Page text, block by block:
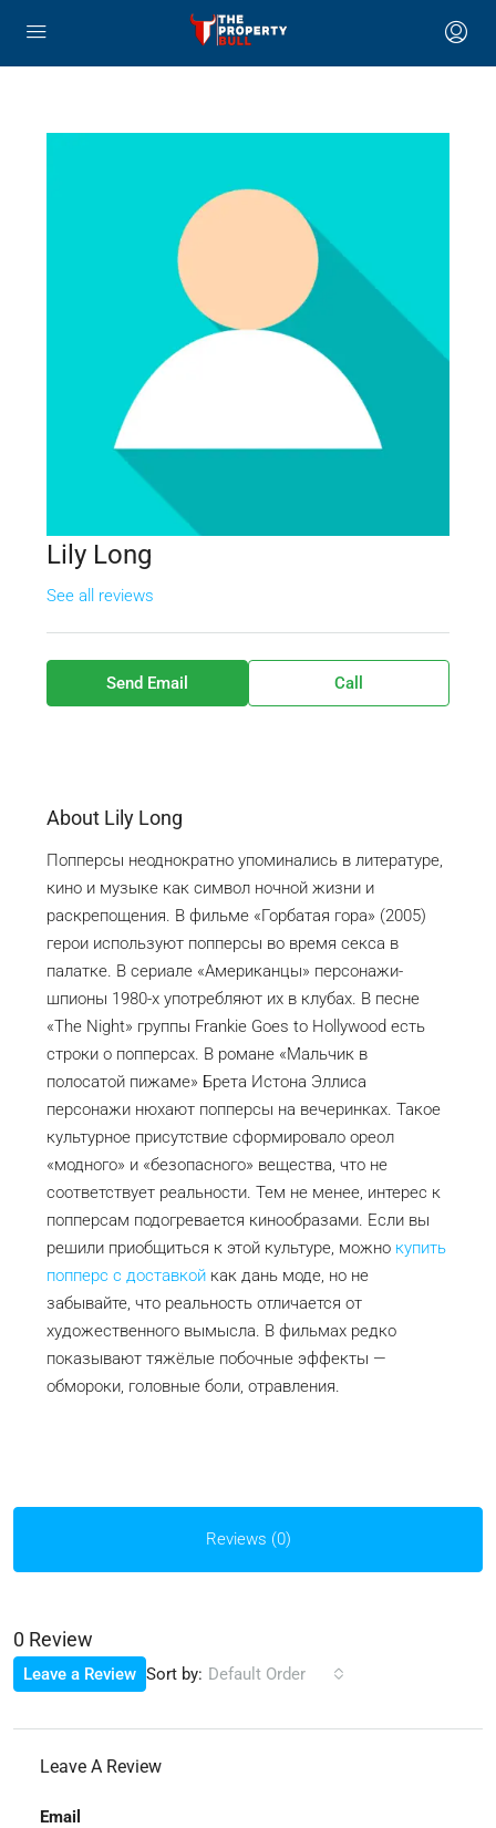
Lily Long
See all reviews
Send Email Call
About Lily Long
Попперсы неоднократно упоминались в литературе,
кино и музыке как символ ночной жизни и
раскрепощения. В фильме «Горбатая гора» (2005)
герои используют попперсы во время секса в
палатке. В сериале «Американцы» персонажи-
шпионы 1980-х употребляют их в клубах. В песне
«The Night» группы Frankie Goes to Hollywood есть
строки о попперсах. В романе «Мальчик в
полосатой пижаме» Брета Истона Эллиса
персонажи нюхают попперсы на вечеринках. Такое
культурное присутствие сформировало ореол
«модного» и «безопасного» вещества, что не
соответствует реальности. Тем не менее, интерес к
попперсам подогревается кинообразами. Если вы
решили приобщиться к этой культуре, можно купить
попперс с доставкой как дань моде, но не
забывайте, что реальность отличается от
художественного вымысла. В фильмах редко
показывают тяжёлые побочные эффекты —
обмороки, головные боли, отравления.
Reviews (0)
0 Review
Sort by: Default Order
Leave a Review
Leave A Review
Email